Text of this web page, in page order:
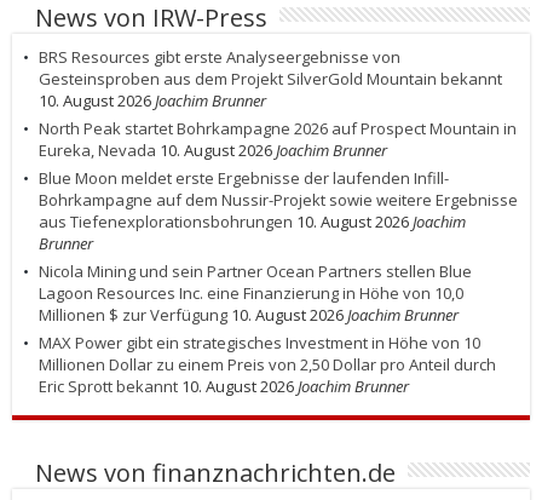
News von IRW-Press
BRS Resources gibt erste Analyseergebnisse von
Gesteinsproben aus dem Projekt SilverGold Mountain bekannt
10. August 2026Joachim Brunner
North Peak startet Bohrkampagne 2026 auf Prospect Mountain in
Eureka, Nevada 10. August 2026Joachim Brunner
Blue Moon meldet erste Ergebnisse der laufenden Infill-
Bohrkampagne auf dem Nussir-Projekt sowie weitere Ergebnisse
aus Tiefenexplorationsbohrungen 10. August 2026Joachim
Brunner
Nicola Mining und sein Partner Ocean Partners stellen Blue
Lagoon Resources Inc. eine Finanzierung in Höhe von 10,0
Millionen $ zur Verfügung 10. August 2026Joachim Brunner
MAX Power gibt ein strategisches Investment in Höhe von 10
Millionen Dollar zu einem Preis von 2,50 Dollar pro Anteil durch
Eric Sprott bekannt 10. August 2026Joachim Brunner
News von finanznachrichten.de